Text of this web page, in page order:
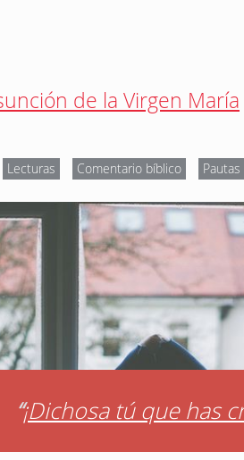
de la Virgen María
Lecturas Comentario bíblico
“¡Dichosa tú que has